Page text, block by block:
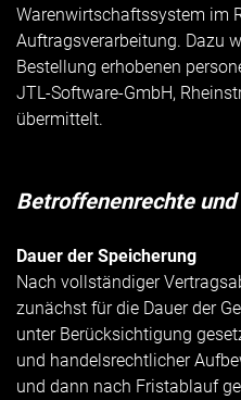
Warenwirtschaftssystem im
Auftragsverarbeitung. Dazu
Bestellung erhobenen
JTL-Software-GmbH,
übermittelt.
Betroffenenrechte und
Dauer der Speicherung
Nach vollständiger
zunächst für die Dauer der
unter Berücksichtigung
und handelsrechtlicher
und dann nach Fristablauf